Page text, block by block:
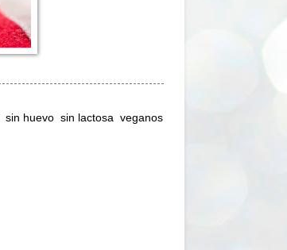
sin huevo sin lactosa veganos